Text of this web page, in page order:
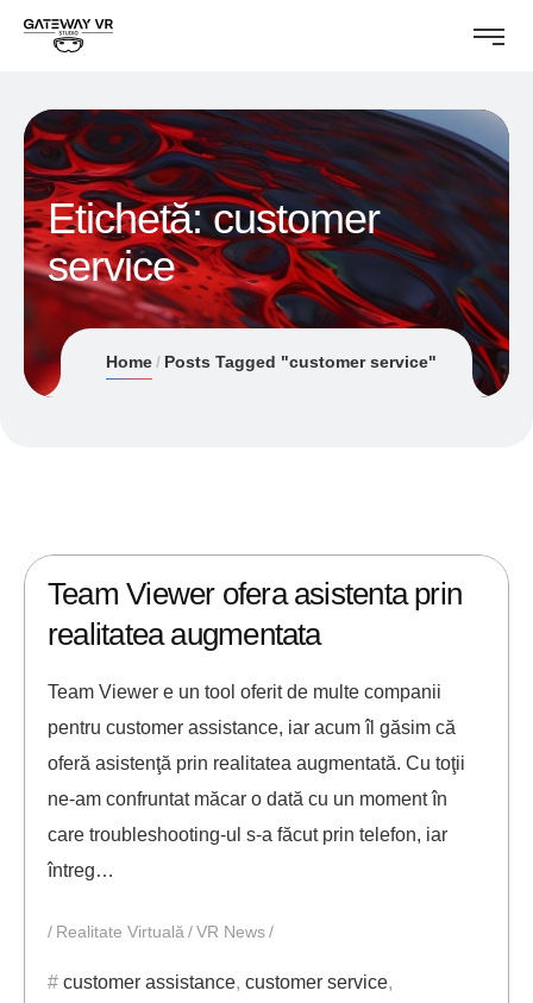
Etichetă:customer
service
Home Posts Tagged "customer service"
Team Viewer ofera asistenta prin
realitatea augmentata
Team Viewer e un tool oferit de multe companii
pentru customer assistance, iar acum îl găsim că
oferă asistenţă prin realitatea augmentată. Cu toţii
ne-am confruntat măcar o dată cu un moment în
care troubleshooting-ul s-a făcut prin telefon, iar
întreg…
Realitate Virtuală VR News
customer assistance, customer service,